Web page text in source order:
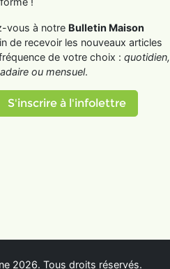
vous à notre Bulletin Maison
de recevoir les nouveaux articles
de votre choix : quotidien,
ou mensuel.
S'inscrire à l'infolettre
2026. Tous droits réservés.